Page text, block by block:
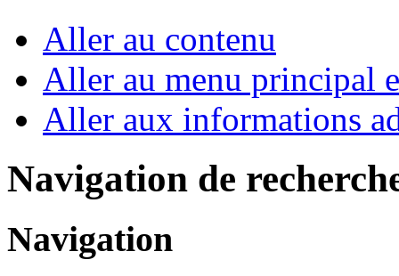
Aller au contenu
Aller au menu principal
Aller aux informations
Navigation de
Navigation